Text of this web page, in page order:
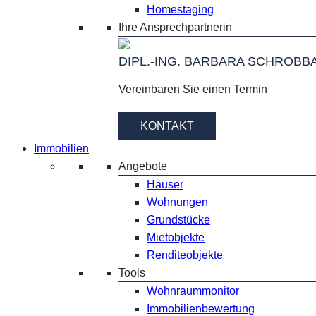
Homestaging
Ihre Ansprechpartnerin
DIPL.-ING. BARBARA
Vereinbaren Sie einen Termin
KONTAKT
Immobilien
Angebote
Häuser
Wohnungen
Grundstücke
Mietobjekte
Renditeobjekte
Tools
Wohnraummonitor
Immobilienbewertung